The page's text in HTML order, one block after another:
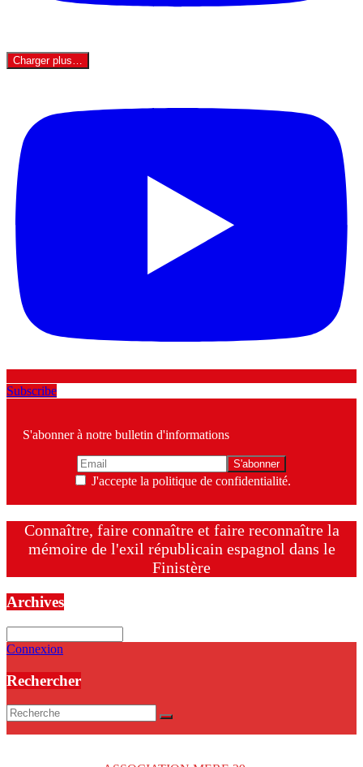
Charger plus…
Subscribe
S'abonner à notre bulletin d'informations
J'accepte la politique de confidentialité.
Connaître, faire connaître et faire reconnaître la
mémoire de l'exil républicain espagnol dans le
Finistère
Archives
Connexion
Rechercher